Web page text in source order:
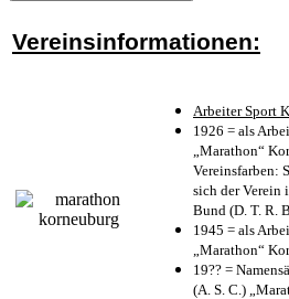
Vereinsinformationen:
Arbeiter Sport
1926 = als
„Marathon“
Vereinsfarben:
sich der Verein
Bund (D. T. R.
1945 = als
„Marathon“
19?? =
(A. S. C.)